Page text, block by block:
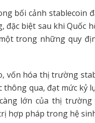
bối cảnh stablecoin
biệt sau khi Quốc
trong những quy
vốn hóa thị trường
qua, đạt mức kỷ
lớn của thị
hợp pháp trong hệ